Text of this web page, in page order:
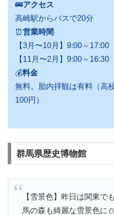
🚌アクセス
高崎駅からバスで20分
⏰営業時間
【3月〜10月】9:00～17:00
【11月〜2月】9:00～16:30
💰料金
無料。胎内拝観は有料（高
100円）
群馬県歴史博物館
【雪景色】昨日は関東で
馬の森も綺麗な雪景色に